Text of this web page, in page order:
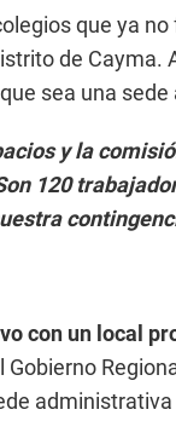
que ya
de
sea una
y la
120
con un local